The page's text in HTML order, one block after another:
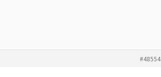
#48554